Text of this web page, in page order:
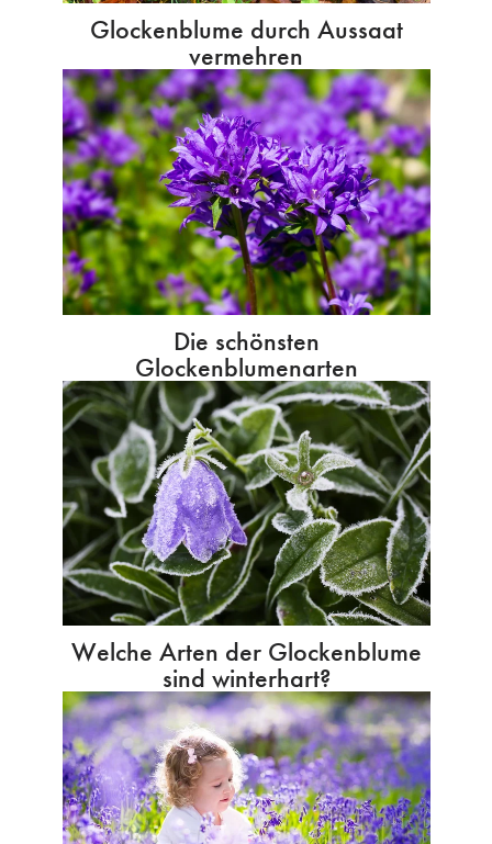
Glockenblume durch Aussaat
vermehren
Die schönsten
Glockenblumenarten
Welche Arten der Glockenblume
sind winterhart?